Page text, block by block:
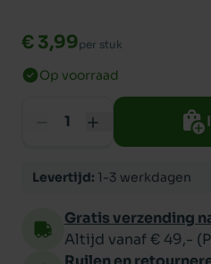
€ 3,99per stuk
Op voorraad
Levertijd: 1-3 werkdagen
Gratis verzending
Altijd vanaf € 49,-